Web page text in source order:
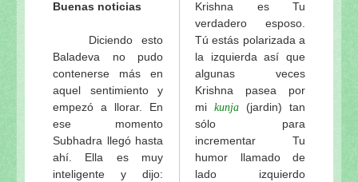
Buenas noticias
Diciendo esto
Baladeva no pudo
contenerse más en
aquel sentimiento y
empezó a llorar. En
ese momento
Subhadra llegó hasta
ahí. Ella es muy
inteligente y dijo:
Krishna es Tu
verdadero esposo.
Tú estás polarizada a
la izquierda así que
algunas veces
Krishna pasea por
mi kunja (jardin) tan
sólo para
incrementar Tu
humor llamado de
lado izquierdo